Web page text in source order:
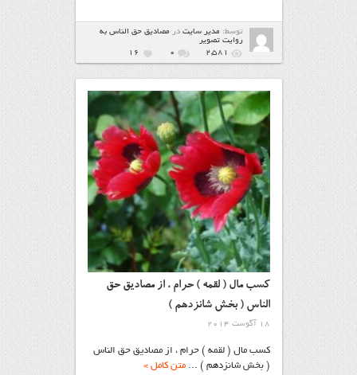
توسط: مدیر سایتدر مصاديق حق الناس به
روايت تصوير
2,581
۰ 16
کسب مال ( لقمه ) حرام ، از مصادیق حق
الناس ( بخش شانزدهم )
18 آگوست 2014
کسب مال ( لقمه ) حرام ، از مصادیق حق الناس
( بخش شانزدهم ) ...متن کامل »